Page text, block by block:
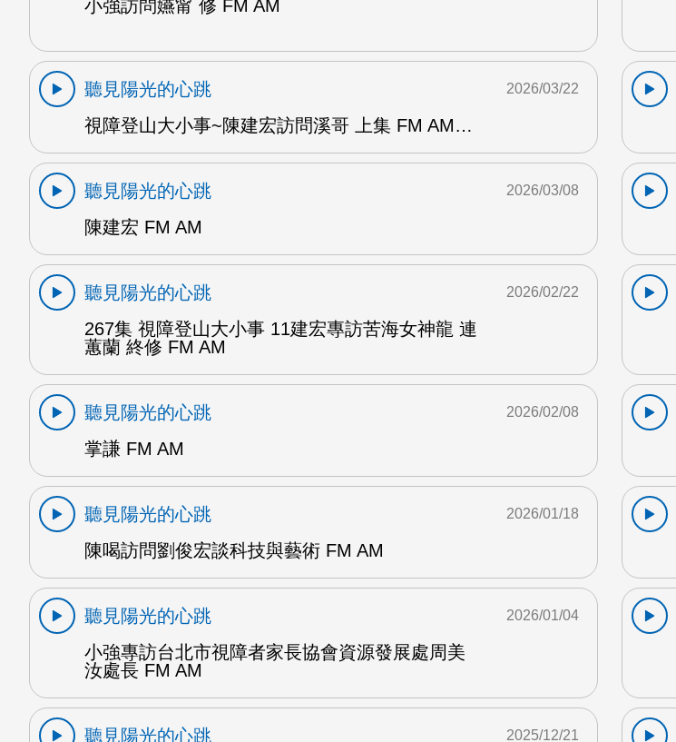
小強訪問嬿甯 修 FM AM
聽見陽光的心跳
視障登山大小事~陳建宏訪問溪哥 上集 FM AM…
2026/03/22
聽見陽光的心跳
陳建宏 FM AM
2026/03/08
聽見陽光的心跳
267集 視障登山大小事 11建宏專訪苦海女神龍 連
蕙蘭 終修 FM AM
2026/02/22
聽見陽光的心跳
掌謙 FM AM
2026/02/08
聽見陽光的心跳
陳喝訪問劉俊宏談科技與藝術 FM AM
2026/01/18
聽見陽光的心跳
小強專訪台北市視障者家長協會資源發展處周美
汝處長 FM AM
2026/01/04
聽見陽光的心跳
2025/12/21